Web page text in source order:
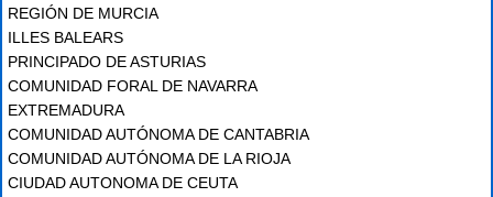
REGIÓN DE MURCIA
ILLES BALEARS
PRINCIPADO DE ASTURIAS
COMUNIDAD FORAL DE NAVARRA
EXTREMADURA
COMUNIDAD AUTÓNOMA DE CANTABRIA
COMUNIDAD AUTÓNOMA DE LA RIOJA
CIUDAD AUTONOMA DE CEUTA